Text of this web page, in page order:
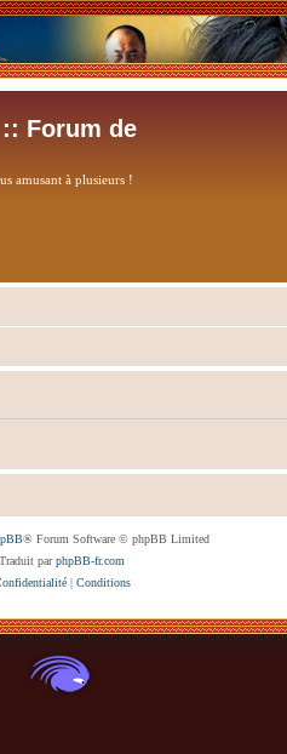
Forum de
amusant à plusieurs !
® Forum Software © phpBB Limited
Traduit parphpBB-fr.com
| Conditions